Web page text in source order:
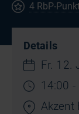
4 RbP-
Details
Fr. 12.
14:00 -
Akzent